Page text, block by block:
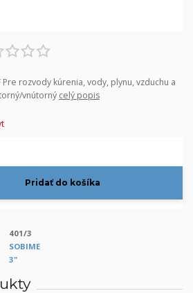
rozvody kúrenia, vody, plynu, vzduchu a
vnútorný celý popis
Pridať do košíka
401/3
SOBIME
3"